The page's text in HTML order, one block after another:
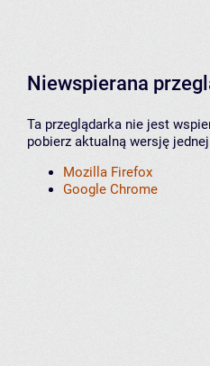
Niewspierana
Ta przeglądarka nie jest
pobierz aktualną wersję
Mozilla Firefox
Google Chrome